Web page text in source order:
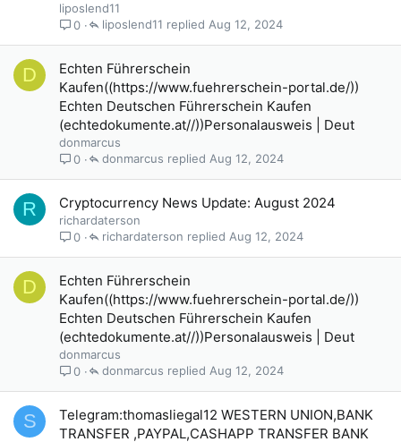
liposlend11
0
Aug 12, 2024
liposlend11
D
Echten Führerschein
Kaufen((https://www.fuehrerschein-portal.de/))
Echten Deutschen Führerschein Kaufen
(echtedokumente.at//))Personalausweis | Deut
donmarcus
0
Aug 12, 2024
donmarcus
R Cryptocurrency News Update: August 2024
richardaterson
0
Aug 12, 2024
richardaterson
D
Echten Führerschein
Kaufen((https://www.fuehrerschein-portal.de/))
Echten Deutschen Führerschein Kaufen
(echtedokumente.at//))Personalausweis | Deut
donmarcus
0
Aug 12, 2024
donmarcus
S
Telegram:thomasliegal12 WESTERN UNION,BANK
TRANSFER ,PAYPAL,CASHAPP TRANSFER BANK